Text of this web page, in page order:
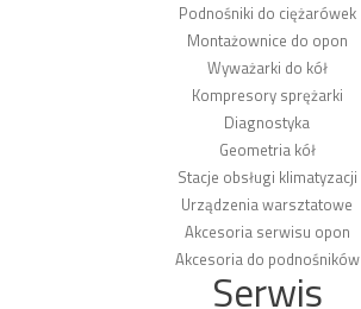
Podnośniki do ciężarówek
Montażownice do opon
Wyważarki do kół
Kompresory sprężarki
Diagnostyka
Geometria kół
Stacje obsługi klimatyzacji
Urządzenia warsztatowe
Akcesoria serwisu opon
Akcesoria do podnośników
Serwis